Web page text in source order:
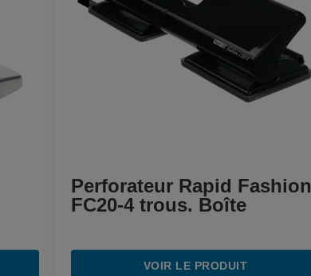
Perforateur Rapid Fashion
FC20-4 trous. Boîte
VOIR LE PRODUIT